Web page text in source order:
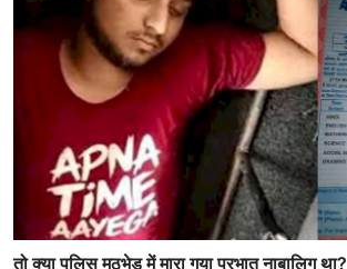
तो क्या पुलिस मुठभेड़ में मारा गया प्रभात नाबालिग था?